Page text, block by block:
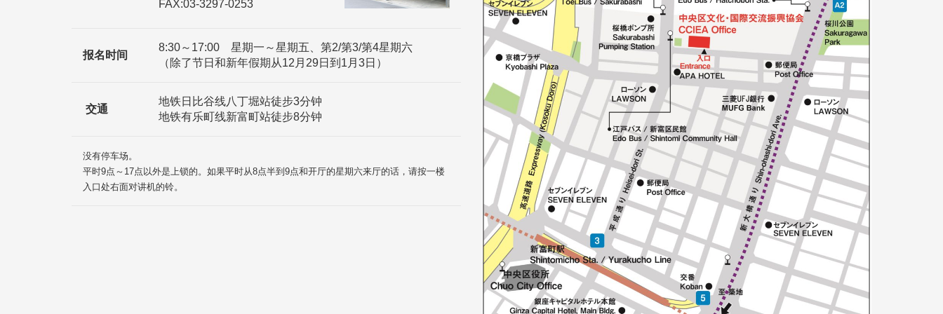
FAX:03-3297-0253
报名时间
8:30～17:00 星期一～星期五、第2/第3/第4星期六
（除了节日和新年假期从12月29日到1月3日）
交通
地铁日比谷线八丁堀站徒步3分钟
地铁有乐町线新富町站徒步8分钟
没有停车场。
平时9点～17点以外是上锁的。如果平时从8点半到9点和开厅的星期六来厅的话，请按一楼
入口处右面对讲机的铃。